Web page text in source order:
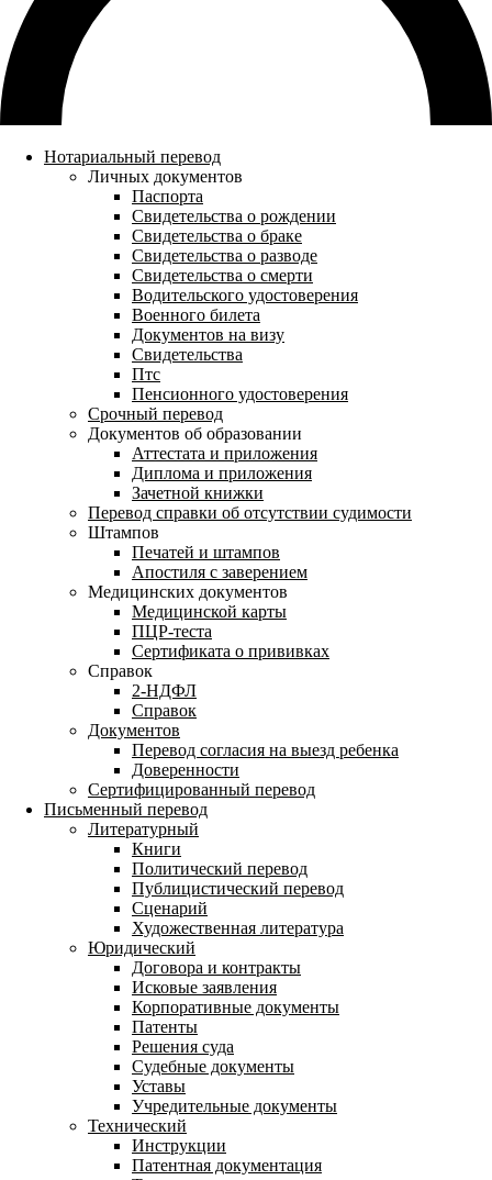
Нотариальный перевод
Личных документов
Паспорта
Свидетельства о рождении
Свидетельства о браке
Свидетельства о разводе
Свидетельства о смерти
Водительского удостоверения
Военного билета
Документов на визу
Свидетельства
Птс
Пенсионного удостоверения
Срочный перевод
Документов об образовании
Аттестата и приложения
Диплома и приложения
Зачетной книжки
Перевод справки об отсутствии судимости
Штампов
Печатей и штампов
Апостиля с заверением
Медицинских документов
Медицинской карты
ПЦР-теста
Сертификата о прививках
Справок
2-НДФЛ
Справок
Документов
Перевод согласия на выезд ребенка
Доверенности
Сертифицированный перевод
Письменный перевод
Литературный
Книги
Политический перевод
Публицистический перевод
Сценарий
Художественная литература
Юридический
Договора и контракты
Исковые заявления
Корпоративные документы
Патенты
Решения суда
Судебные документы
Уставы
Учредительные документы
Технический
Инструкции
Патентная документация